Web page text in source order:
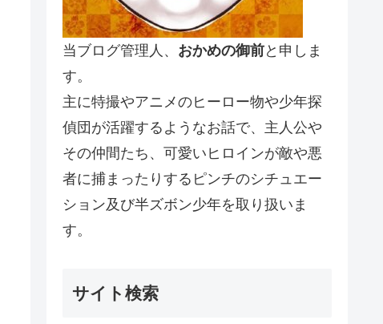
当ブログ管理人、 おかめの御前と申しま
す。
主に特撮やアニメのヒーロー物や少年探
偵団が活躍するようなお話で、主人公や
その仲間たち、可愛いヒロインが敵や悪
者に捕まったりするピンチのシチュエー
ション及び半ズボン少年を取り扱いま
す。
サイト検索